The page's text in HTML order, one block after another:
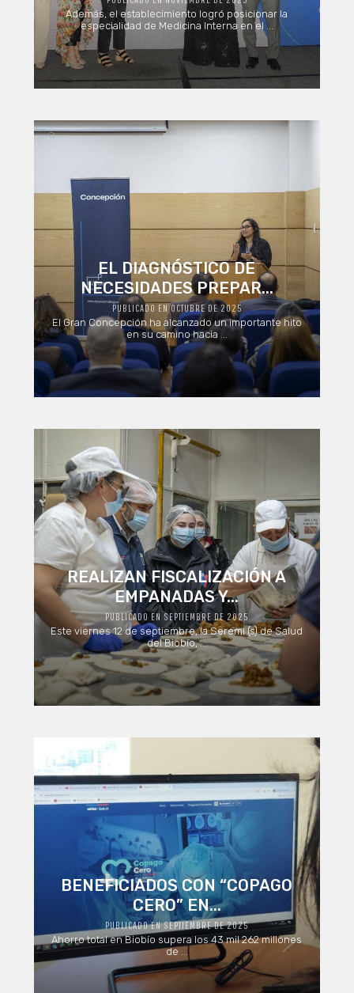
Además, el establecimiento logró posicionar la
especialidad de Medicina Interna en el ...
EL DIAGNÓSTICO DE
NECESIDADES PREPAR...
PUBLICADO EN OCTUBRE DE 2025
El Gran Concepción ha alcanzado un importante hito
en su camino hacia ...
REALIZAN FISCALIZACIÓN A
EMPANADAS Y...
PUBLICADO EN SEPTIEMBRE DE 2025
Este viernes 12 de septiembre, la Seremi (s) de Salud
del Biobío, ...
BENEFICIADOS CON “COPAGO
CERO” EN...
PUBLICADO EN SEPTIEMBRE DE 2025
Ahorro total en Biobío supera los 43 mil 262 millones
de ...